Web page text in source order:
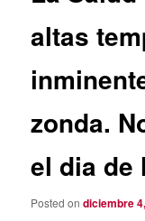
altas
zonda.
el dia de
Posted ondiciembre